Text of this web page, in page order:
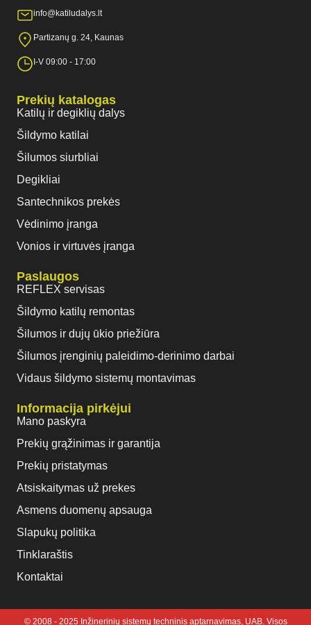
info@katiludalys.lt
Partizanų g. 24, Kaunas
I-V 09:00 - 17:00
Prekių katalogas
Katilų ir degiklių dalys
Šildymo katilai
Šilumos siurbliai
Degikliai
Santechnikos prekės
Vėdinimo įranga
Vonios ir virtuvės įranga
Paslaugos
REFLEX servisas
Šildymo katilų remontas
Šilumos ir dujų ūkio priežiūra
Šilumos įrenginių paleidimo-derinimo darbai
Vidaus šildymo sistemų montavimas
Informacija pirkėjui
Mano paskyra
Prekių grąžinimas ir garantija
Prekių pristatymas
Atsiskaitymas už prekes
Asmens duomenų apsauga
Slapukų politika
Tinklaraštis
Kontaktai
© 2008 - 2025 Inžinerinių sistemų techninis aptarnavimas, UAB. Visos